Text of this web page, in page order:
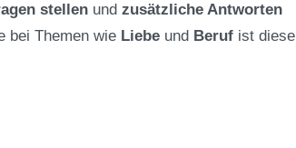
stellen und zusätzliche Antworten
bei Themen wie Liebe und Beruf ist diese